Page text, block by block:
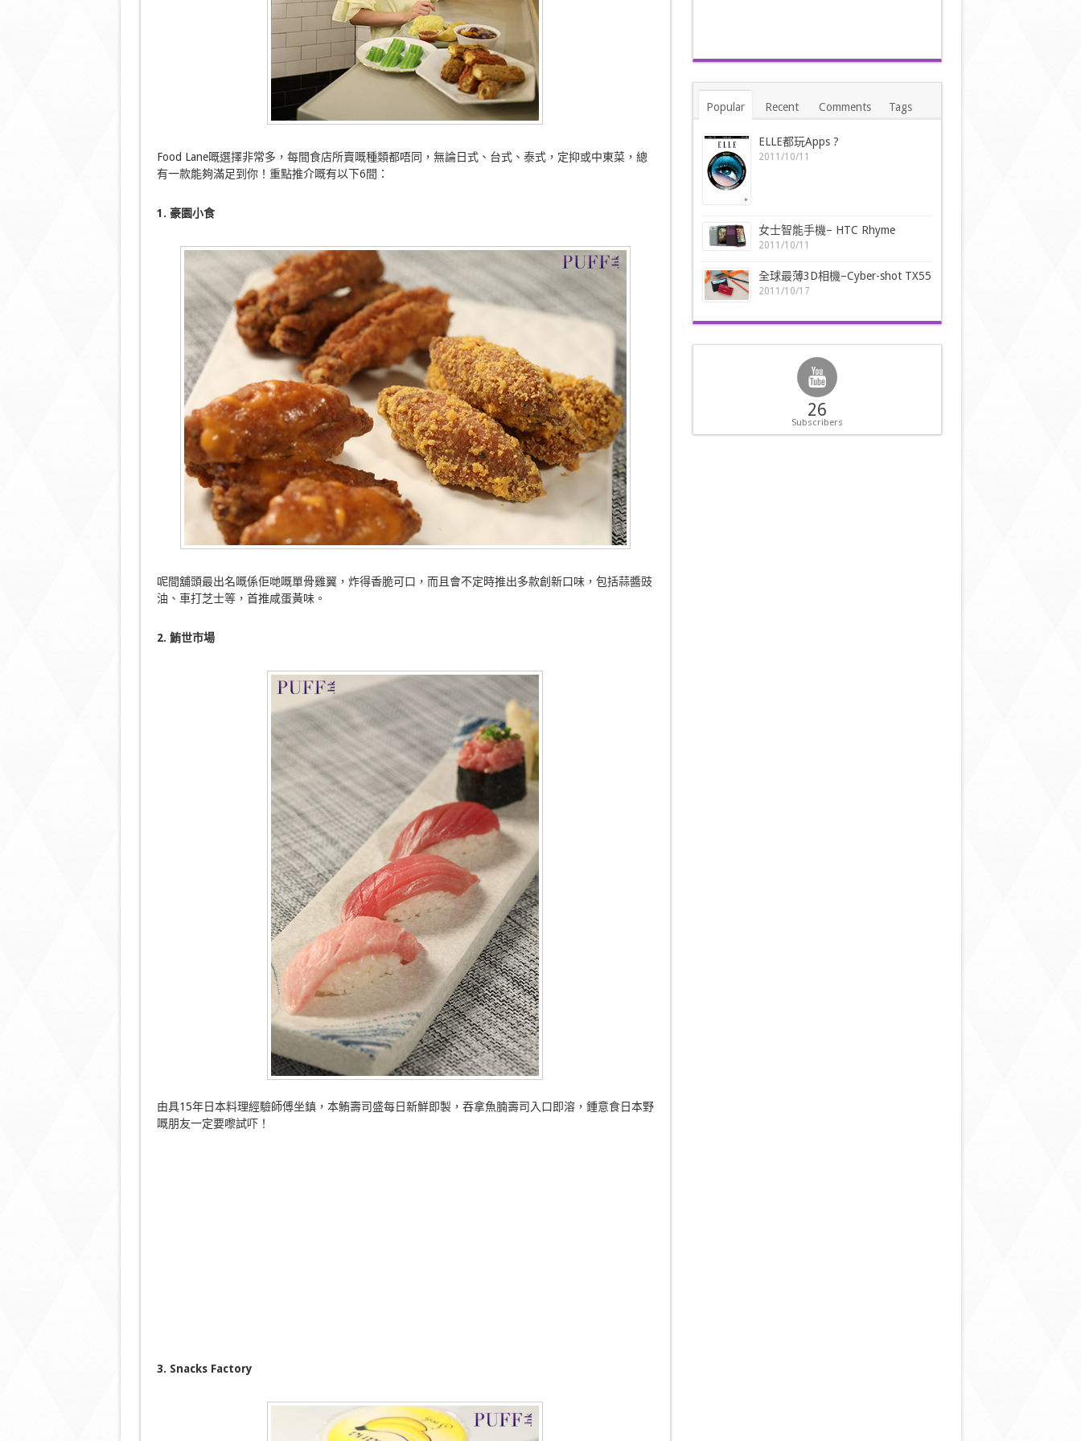
Food Lane嘅選擇非常多，每間食店所賣嘅種類都唔同，無論日式、台式、泰式，定抑或中東菜，總
有一款能夠滿足到你！重點推介嘅有以下6間：
1. 豪園小食
呢間舖頭最出名嘅係佢哋嘅單骨雞翼，炸得香脆可口，而且會不定時推出多款創新口味，包括蒜醬豉
油、車打芝士等，首推咸蛋黃味。
2. 鮪世市場
由具15年日本料理經驗師傅坐鎮，本鮪壽司盛每日新鮮即製，吞拿魚腩壽司入口即溶，鍾意食日本野
嘅朋友一定要嚟試吓！
3. Snacks Factory
Popular Recent Comments Tags
ELLE都玩Apps ?
2011/10/11
女士智能手機– HTC Rhyme
2011/10/11
全球最薄3D相機–Cyber-shot TX55
2011/10/17
26
Subscribers